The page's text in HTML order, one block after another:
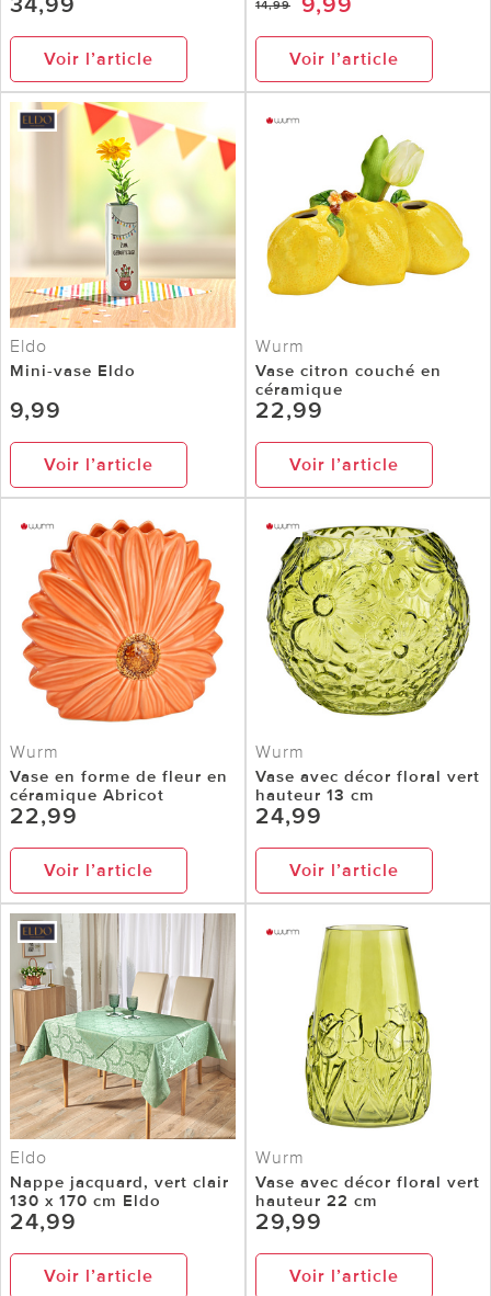
Voir l’article
14,99
Voir l’article
Eldo
Mini-vase Eldo
9,99
Voir l’article
Wurm
Vase citron couché en
céramique
22,99
Voir l’article
Wurm
Vase en forme de fleur en
céramique Abricot
22,99
Voir l’article
Wurm
Vase avec décor floral vert
hauteur 13 cm
24,99
Voir l’article
Eldo
Nappe jacquard, vert clair
130 x 170 cm Eldo
24,99
Voir l’article
Wurm
Vase avec décor floral vert
hauteur 22 cm
29,99
Voir l’article